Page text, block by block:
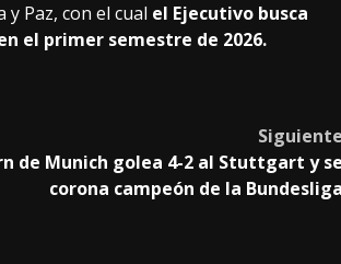
Paz, con el cual el Ejecutivo busca
el primer semestre de 2026.
de Munich golea 4-2 al Stuttgart y
corona campeón de la